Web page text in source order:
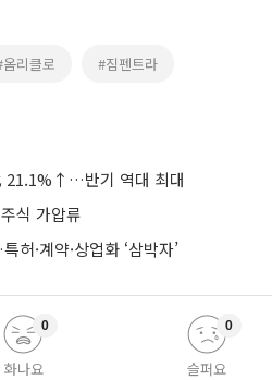
리클로 #짐펜트라
21.1%↑…반기 역대 최대
식 가압류
·계약·상업화 ‘삼박자’
화나요
0
슬퍼요
0